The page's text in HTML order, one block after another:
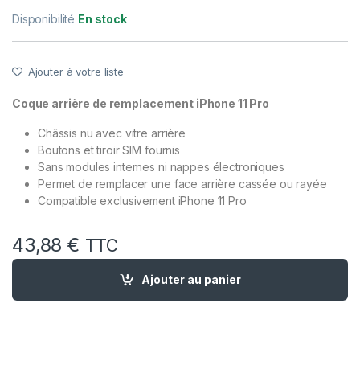
Disponibilité En stock
Ajouter à votre liste
Coque arrière de remplacement iPhone 11 Pro
Châssis nu avec vitre arrière
Boutons et tiroir SIM fournis
Sans modules internes ni nappes électroniques
Permet de remplacer une face arrière cassée ou rayée
Compatible exclusivement iPhone 11 Pro
43,88 € TTC
quantité de Chassis Arriere Remplacement iPhone 11 Pro
Ajouter au panier